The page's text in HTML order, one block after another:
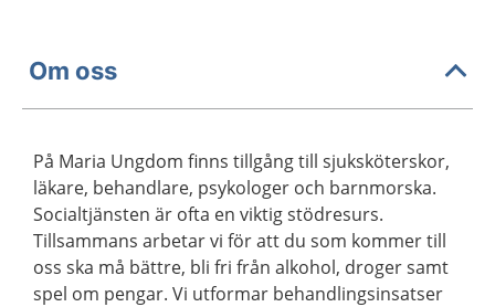
Om oss
På Maria Ungdom finns tillgång till sjuksköterskor,
läkare, behandlare, psykologer och barnmorska.
Socialtjänsten är ofta en viktig stödresurs.
Tillsammans arbetar vi för att du som kommer till
oss ska må bättre, bli fri från alkohol, droger samt
spel om pengar. Vi utformar behandlingsinsatser